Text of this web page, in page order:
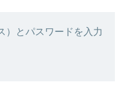
）とパスワードを入力